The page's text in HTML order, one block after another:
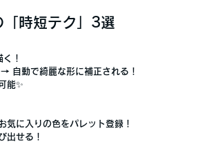
時短テク」3選
！
→ 自動で綺麗な形に補正される！
能✨
気に入りの色をパレット登録！
出せる！